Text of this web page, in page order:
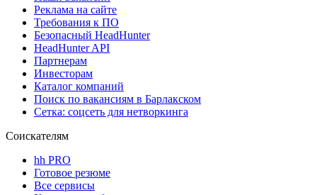
Реклама на сайте
Требования к ПО
Безопасный HeadHunter
HeadHunter API
Партнерам
Инвесторам
Каталог компаний
Поиск по вакансиям в Барлакском
Сетка: соцсеть для нетворкинга
Соискателям
hh PRO
Готовое резюме
Все сервисы